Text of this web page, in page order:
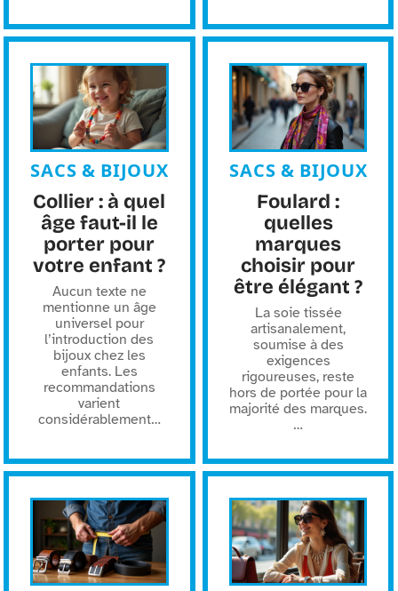
SACS & BIJOUX
Collier : à quel
âge faut-il le
porter pour
votre enfant ?
Aucun texte ne
mentionne un âge
universel pour
l’introduction des
bijoux chez les
enfants. Les
recommandations
varient
considérablement…
SACS & BIJOUX
Foulard :
quelles
marques
choisir pour
être élégant ?
La soie tissée
artisanalement,
soumise à des
exigences
rigoureuses, reste
hors de portée pour la
majorité des marques.
…